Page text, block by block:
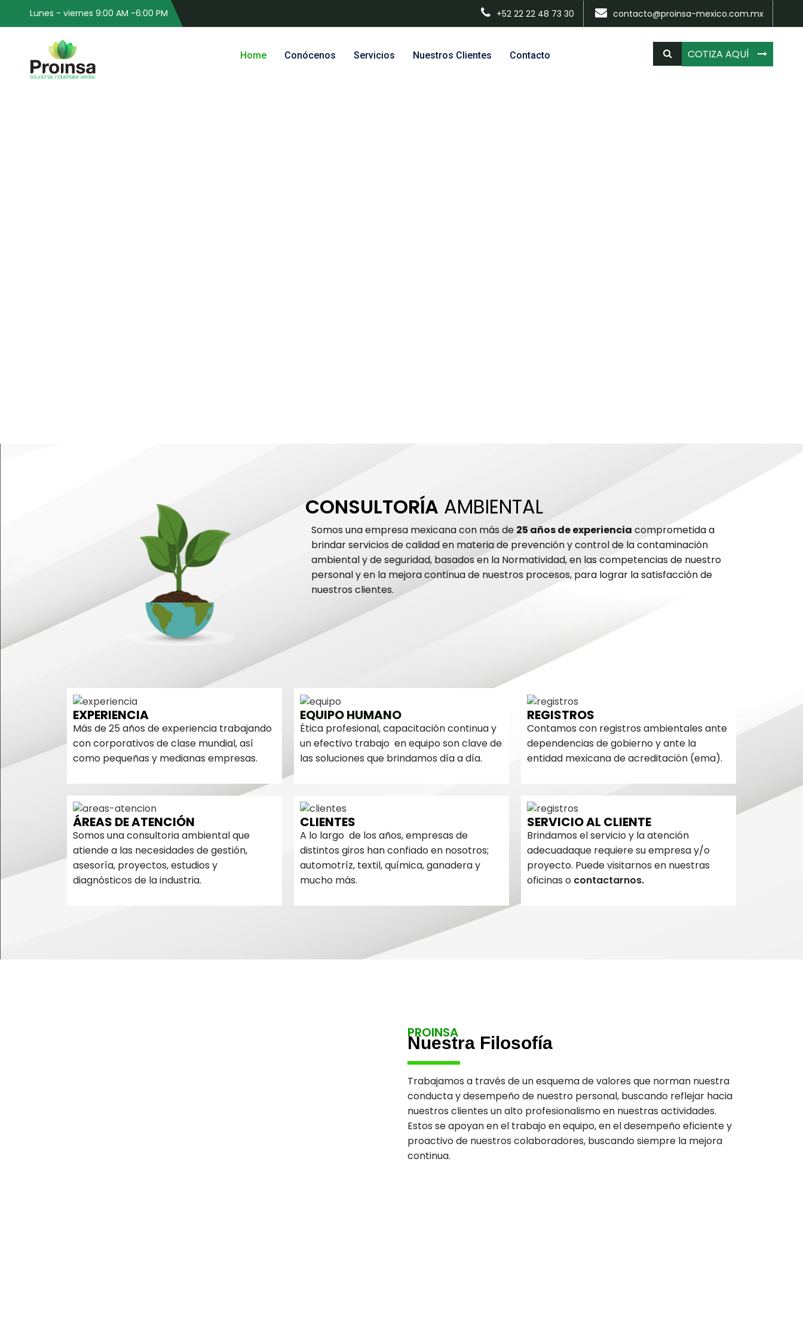
Lunes - viernes 9:00 AM -6:00 PM +52 22 22 48 73 30 contacto@proinsa-mexico.com.mx
COTIZA AQUÍ
Home Conócenos Servicios Nuestros Clientes Contacto
CONSULTORÍA AMBIENTAL
Somos una empresa mexicana con más de 25 años de experiencia comprometida a
brindar servicios de calidad en materia de prevención y control de la contaminación
ambiental y de seguridad, basados en la Normatividad, en las competencias de nuestro
personal y en la mejora continua de nuestros procesos, para lograr la satisfacción de
nuestros clientes.
EXPERIENCIA
Más de 25 años de experiencia trabajando
con corporativos de clase mundial, así
como pequeñas y medianas empresas.
EQUIPO HUMANO
Ética profesional, capacitación continua y
un efectivo trabajo en equipo son clave de
las soluciones que brindamos día a día.
REGISTROS
Contamos con registros ambientales ante
dependencias de gobierno y ante la
entidad mexicana de acreditación (ema).
ÁREAS DE ATENCIÓN
Somos una consultoria ambiental que
atiende a las necesidades de gestión,
asesoría, proyectos, estudios y
diagnósticos de la industria.
CLIENTES
A lo largo de los años, empresas de
distintos giros han confiado en nosotros;
automotríz, textil, química, ganadera y
mucho más.
SERVICIO AL CLIENTE
Brindamos el servicio y la atención
adecuadaque requiere su empresa y/o
proyecto. Puede visitarnos en nuestras
oficinas o contactarnos.
PROINSA
Nuestra Filosofía
Trabajamos a través de un esquema de valores que norman nuestra
conducta y desempeño de nuestro personal, buscando reflejar hacia
nuestros clientes un alto profesionalismo en nuestras actividades.
Estos se apoyan en el trabajo en equipo, en el desempeño eficiente y
proactivo de nuestros colaboradores, buscando siempre la mejora
continua.